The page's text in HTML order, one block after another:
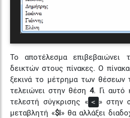
Το αποτέλεσμα
δεικτών στους πίνακες. Ο
ξεκινά το μέτρημα των
τελειώνει στην θέση 4. Γι αυτό
τελεστή σύγκρισης « < » στην
μεταβλητή «$i» θα αλλάξει